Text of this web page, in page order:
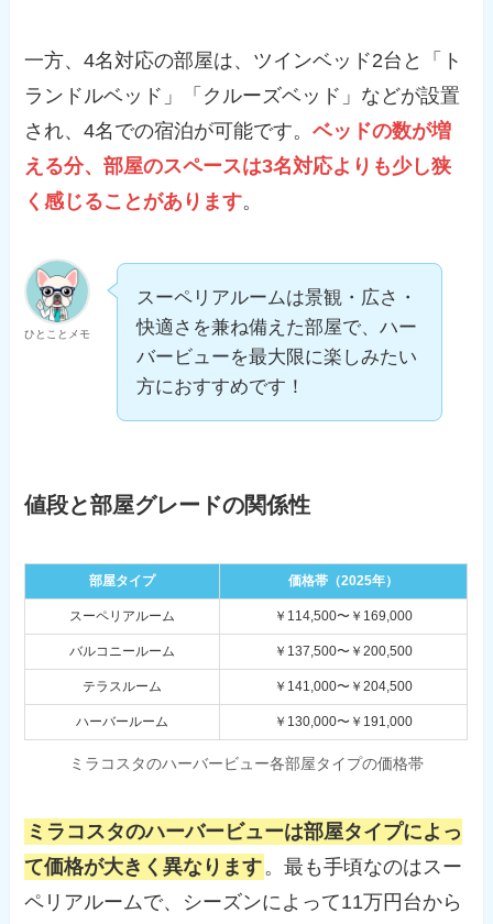
一方、4名対応の部屋は、ツインベッド2台と「ト
ランドルベッド」「クルーズベッド」などが設置
され、4名での宿泊が可能です。ベッドの数が増
える分、部屋のスペースは3名対応よりも少し狭
く感じることがあります。
ひとことメモ
スーペリアルームは景観・広さ・
快適さを兼ね備えた部屋で、ハー
バービューを最大限に楽しみたい
方におすすめです！
値段と部屋グレードの関係性
部屋タイプ 価格帯（2025年）
スーペリアルーム ￥114,500〜￥169,000
バルコニールーム ￥137,500〜￥200,500
テラスルーム ￥141,000〜￥204,500
ハーバールーム ￥130,000〜￥191,000
ミラコスタのハーバービュー各部屋タイプの価格帯
ミラコスタのハーバービューは部屋タイプによっ
て価格が大きく異なります 。最も手頃なのはスー
ペリアルームで、シーズンによって11万円台から